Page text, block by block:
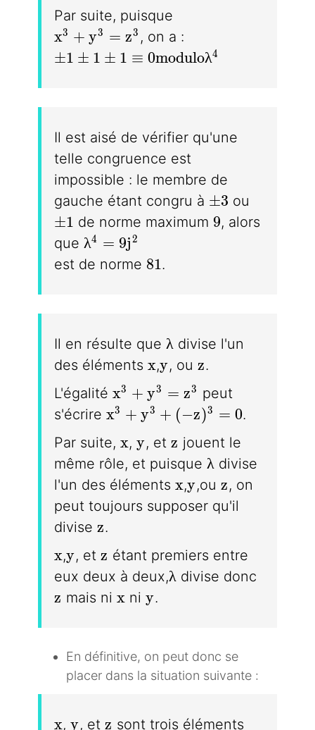
Par suite, puisque
x^3+y^3 = z^3
x3 + y3 = z3 , on a :
\pm1\pm1\pm1 \equiv 0
±1 ± 1 ± 1 ≡ 0moduloλ4
Il est aisé de vérifier qu'une
telle congruence est
impossible : le membre de
gauche étant congru à \pm3
±3 ou
\pm1
±1 de norme maximum 9
9, alors
que \lambda^4 = 9j^2
λ4 = 9j2
est de norme 81
81.
Il en résulte que \lambda
λ divise l'un
des éléments x
x,y
y, ou z
z.
L'égalité x^3 + y^3 = z^3
x3 + y3 = z3 peut
s'écrire x^3 + y^3 + (-z)^3 = 0
x3 + y3 + (−z)3 = 0.
Par suite, x
x, y
y, et z
z jouent le
même rôle, et puisque \lambda
λ divise
l'un des éléments x
x,y
y,ou z
z, on
peut toujours supposer qu'il
divise z
z.
x
x,y
y, et z
z étant premiers entre
eux deux à deux,\lambda
λ divise donc
z
z mais ni x
x ni y
y.
En définitive, on peut donc se
placer dans la situation suivante :
x
x, y
y, et z
z sont trois éléments